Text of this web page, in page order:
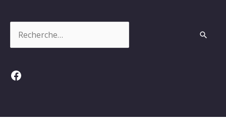
Facebook